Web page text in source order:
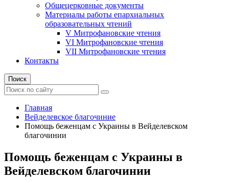
Общецерковные документы
Материалы работы епархиальных
образовательных чтений
V Митрофановские чтения
VI Митрофановские чтения
VII Митрофановские чтения
Контакты
Поиск
Главная
Вейделевское благочиние
Помощь беженцам с Украины в Вейделевском
благочинии
Помощь беженцам с Украины в
Вейделевском благочинии